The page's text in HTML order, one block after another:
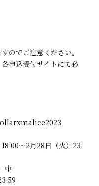
のでご注意ください。
申込受付サイトにて必
～2月28日（火）23:
中